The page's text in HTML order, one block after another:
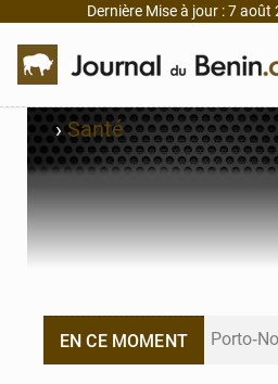
Dernière Mise à jour : 7
›Santé
EN CE MOMENT